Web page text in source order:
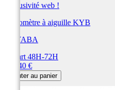
Exclusivité web !
Manomètre à aiguille KYB
KAYABA
Départ 48H-72H
194,40 €
Ajouter au panier